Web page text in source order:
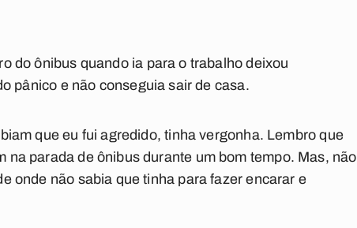
do ônibus quando ia para o trabalho deixou
pânico e não conseguia sair de casa.
que eu fui agredido, tinha vergonha. Lembro que
parada de ônibus durante um bom tempo. Mas, não
onde não sabia que tinha para fazer encarar e